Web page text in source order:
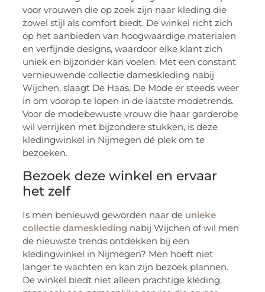
voor vrouwen die op zoek zijn naar kleding die
zowel stijl als comfort biedt. De winkel richt zich
op het aanbieden van hoogwaardige materialen
en verfijnde designs, waardoor elke klant zich
uniek en bijzonder kan voelen. Met een constant
vernieuwende collectie dameskleding nabij
Wijchen, slaagt De Haas, De Mode er steeds weer
in om voorop te lopen in de laatste modetrends.
Voor de modebewuste vrouw die haar garderobe
wil verrijken met bijzondere stukken, is deze
kledingwinkel in Nijmegen dé plek om te
bezoeken.
Bezoek deze winkel en ervaar
het zelf
Is men benieuwd geworden naar de unieke
collectie dameskleding nabij Wijchen of wil men
de nieuwste trends ontdekken bij een
kledingwinkel in Nijmegen? Men hoeft niet
langer te wachten en kan zijn bezoek plannen.
De winkel biedt niet alleen prachtige kleding,